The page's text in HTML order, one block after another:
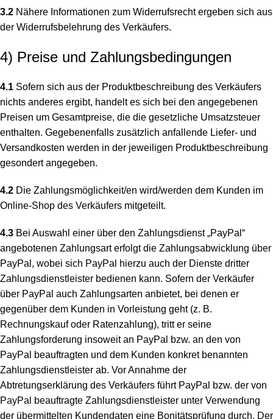
3.2 Nähere Informationen zum Widerrufsrecht ergeben sich aus
der Widerrufsbelehrung des Verkäufers.
4) Preise und Zahlungsbedingungen
4.1 Sofern sich aus der Produktbeschreibung des Verkäufers
nichts anderes ergibt, handelt es sich bei den angegebenen
Preisen um Gesamtpreise, die die gesetzliche Umsatzsteuer
enthalten. Gegebenenfalls zusätzlich anfallende Liefer- und
Versandkosten werden in der jeweiligen Produktbeschreibung
gesondert angegeben.
4.2 Die Zahlungsmöglichkeit/en wird/werden dem Kunden im
Online-Shop des Verkäufers mitgeteilt.
4.3 Bei Auswahl einer über den Zahlungsdienst „PayPal“
angebotenen Zahlungsart erfolgt die Zahlungsabwicklung über
PayPal, wobei sich PayPal hierzu auch der Dienste dritter
Zahlungsdienstleister bedienen kann. Sofern der Verkäufer
über PayPal auch Zahlungsarten anbietet, bei denen er
gegenüber dem Kunden in Vorleistung geht (z. B.
Rechnungskauf oder Ratenzahlung), tritt er seine
Zahlungsforderung insoweit an PayPal bzw. an den von
PayPal beauftragten und dem Kunden konkret benannten
Zahlungsdienstleister ab. Vor Annahme der
Abtretungserklärung des Verkäufers führt PayPal bzw. der von
PayPal beauftragte Zahlungsdienstleister unter Verwendung
der übermittelten Kundendaten eine Bonitätsprüfung durch. Der